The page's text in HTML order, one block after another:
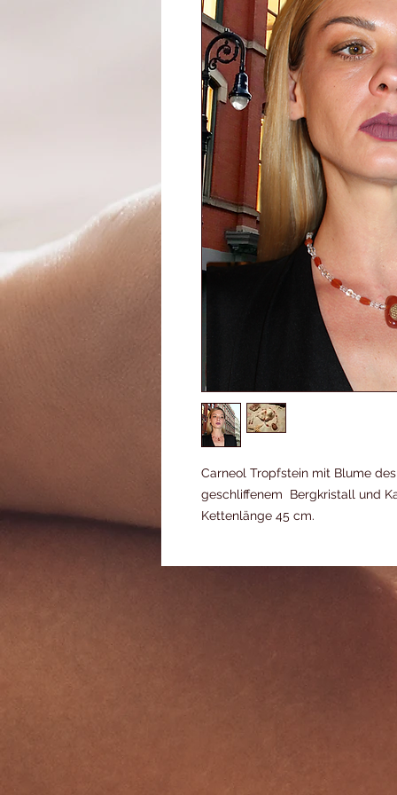
Carneol Tropfstein mit Blume
geschliffenem Bergkristall und
Kettenlänge 45 cm.